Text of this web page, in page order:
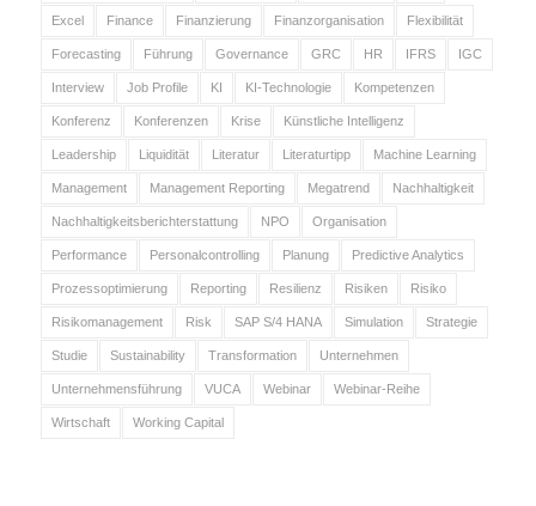
Excel Finance Finanzierung Finanzorganisation Flexibilität
Forecasting Führung Governance GRC HR IFRS IGC
Interview Job Profile KI KI-Technologie Kompetenzen
Konferenz Konferenzen Krise Künstliche Intelligenz
Leadership Liquidität Literatur Literaturtipp Machine Learning
Management Management Reporting Megatrend Nachhaltigkeit
Nachhaltigkeitsberichterstattung NPO Organisation
Performance Personalcontrolling Planung Predictive Analytics
Prozessoptimierung Reporting Resilienz Risiken Risiko
Risikomanagement Risk SAP S/4 HANA Simulation Strategie
Studie Sustainability Transformation Unternehmen
Unternehmensführung VUCA Webinar Webinar-Reihe
Wirtschaft Working Capital